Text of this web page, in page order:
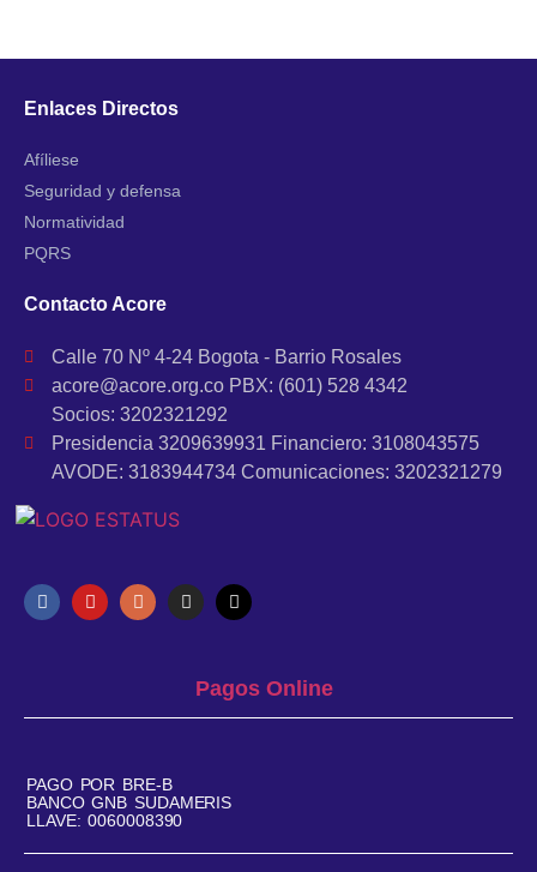
Enlaces Directos
Afíliese
Seguridad y defensa
Normatividad
PQRS
Contacto Acore
Calle 70 Nº 4-24 Bogota - Barrio Rosales
acore@acore.org.co PBX: (601) 528 4342
Socios: 3202321292
Presidencia 3209639931 Financiero: 3108043575
AVODE: 3183944734 Comunicaciones: 3202321279
Pagos Online
PAGO POR BRE-B
BANCO GNB SUDAMERIS
LLAVE: 0060008390